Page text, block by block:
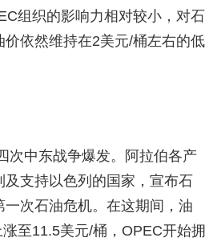
组织的影响力相对较小，对石
依然维持在2美元/桶左右的低
次中东战争爆发。阿拉伯各产
支持以色列的国家，宣布石
次石油危机。在这期间，油
至11.5美元/桶，OPEC开始拥